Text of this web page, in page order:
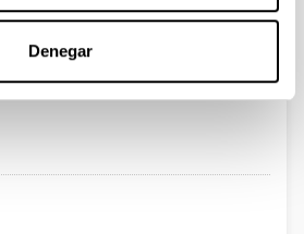
Denegar
incluídos)
Página
2 Página
3 ...Páginas intermedias Use TAB
Página
95